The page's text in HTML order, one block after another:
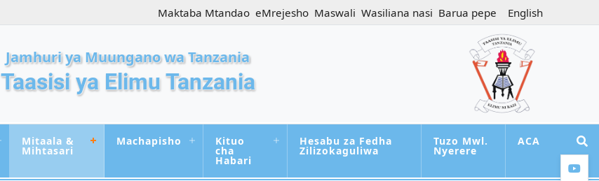
Maktaba Mtandao eMrejesho Maswali Wasiliana nasi Barua pepe English
Jamhuri ya Muungano wa Tanzania
Taasisi ya Elimu Tanzania
Mitaala &
Mihtasari
Machapisho Kituo
cha
Habari
Hesabu za Fedha
Zilizokaguliwa
Tuzo Mwl.
Nyerere
ACA